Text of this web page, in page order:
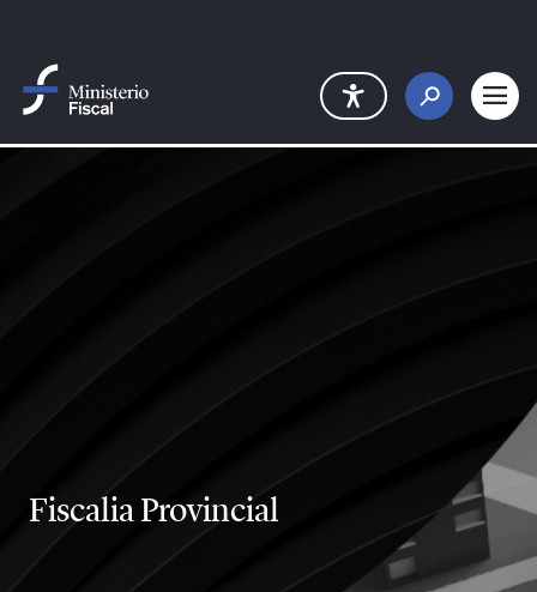
Fiscalia Provincial